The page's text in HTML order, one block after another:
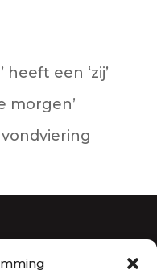
heeft een ‘zij’
morgen’